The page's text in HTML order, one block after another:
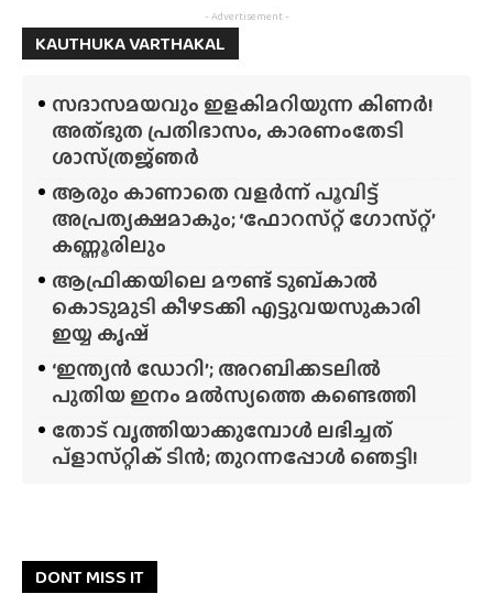
- Advertisement -
KAUTHUKA VARTHAKAL
സദാസമയവും ഇളകിമറിയുന്ന കിണർ!
അത്‌ഭുത പ്രതിഭാസം, കാരണംതേടി
ശാസ്‌ത്രജ്‌ഞർ
ആരും കാണാതെ വളർന്ന് പൂവിട്ട്
അപ്രത്യക്ഷമാകും; ‘ഫോറസ്‌റ്റ്‌ ഗോസ്‌റ്റ്’
കണ്ണൂരിലും
ആഫ്രിക്കയിലെ മൗണ്ട് ടുബ്‌കാൽ
കൊടുമുടി കീഴടക്കി എട്ടുവയസുകാരി
ഇയ്യ കൃഷ്
‘ഇന്ത്യൻ ഡോറി’; അറബിക്കടലിൽ
പുതിയ ഇനം മൽസ്യത്തെ കണ്ടെത്തി
തോട് വൃത്തിയാക്കുമ്പോൾ ലഭിച്ചത്
പ്‌ളാസ്‌റ്റിക് ടിൻ; തുറന്നപ്പോൾ ഞെട്ടി!
DONT MISS IT